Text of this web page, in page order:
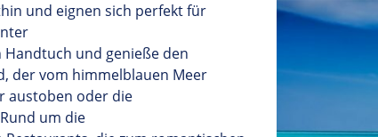
und eignen sich perfekt für
Handtuch und genieße den
der vom himmelblauen Meer
austoben oder die
Rund um die